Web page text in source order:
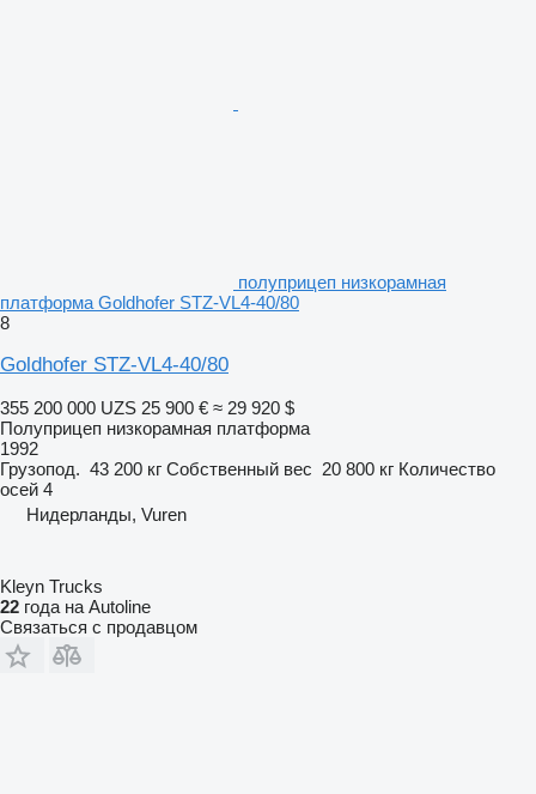
полуприцеп низкорамная
платформа Goldhofer STZ-VL4-40/80
8
Goldhofer STZ-VL4-40/80
355 200 000 UZS 25 900 € ≈ 29 920 $
Полуприцеп низкорамная платформа
1992
Грузопод. 43 200 кг Собственный вес 20 800 кг Количество
осей 4
Нидерланды, Vuren
Kleyn Trucks
22 года на Autoline
Связаться с продавцом